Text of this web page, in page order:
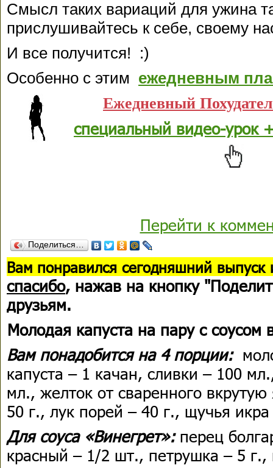
Смысл таких вариаций для ужина
прислушивайтесь к себе, своему
И все получится! :)
Особенно с этим ежедневным
Ежедневный
специальный видео-урок
Перейти к
Поделиться…
Вам понравился сегодняшний выпуск
спасибо, нажав на кнопку
друзьям.
Молодая капуста на пару с
Вам понадобится на 4 порции:
капуста – 1 качан, сливки – 100
мл., желток от сваренного
50 г., лук порей – 40 г., щучья
Для соуса «Винегрет»: перец
красный – 1/2 шт., петрушка – 5 г.,